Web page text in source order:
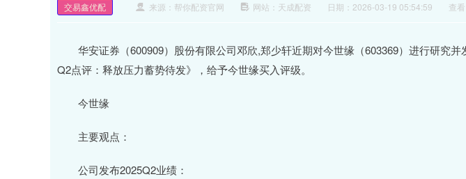
交易鑫优配 来源：帮你配资官网 网站：天成配资 日期：2026-03-19 05:54:59 查
华安证券（600909）股份有限公司邓欣,郑少轩近期对今世缘（603369）进行研究并
Q2点评：释放压力蓄势待发》，给予今世缘买入评级。
今世缘
主要观点：
公司发布2025Q2业绩：